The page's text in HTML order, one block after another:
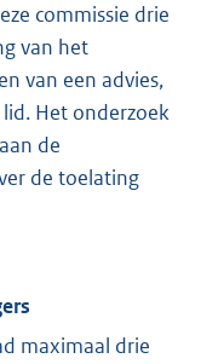
commissie drie
van het
van een advies,
Het onderzoek
de
de toelating
maximaal drie